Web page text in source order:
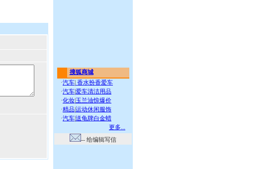
搜狐商城
·汽车 香水扮香爱车
·汽车爱车清洁用品
·化妆 玉兰油惊爆价
·精品运动休闲服饰
·汽车送龟牌白金蜡
更多...
-- 给编辑写信